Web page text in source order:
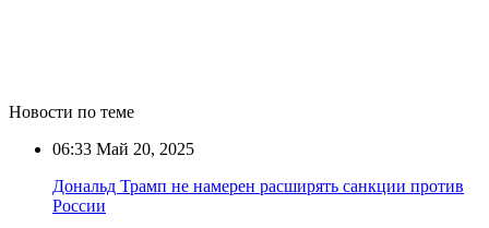
Новости по теме
06:33 Май 20, 2025
Дональд Трамп не намерен расширять санкции против
России